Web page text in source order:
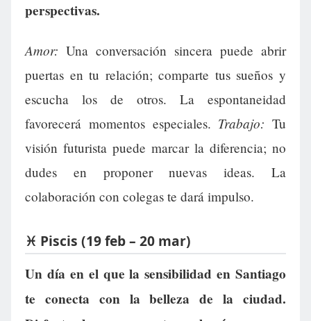
perspectivas.
Amor: Una conversación sincera puede abrir
puertas en tu relación; comparte tus sueños y
escucha los de otros. La espontaneidad
favorecerá momentos especiales. Trabajo: Tu
visión futurista puede marcar la diferencia; no
dudes en proponer nuevas ideas. La
colaboración con colegas te dará impulso.
♓ Piscis (19 feb – 20 mar)
Un día en el que la sensibilidad en Santiago
te conecta con la belleza de la ciudad.